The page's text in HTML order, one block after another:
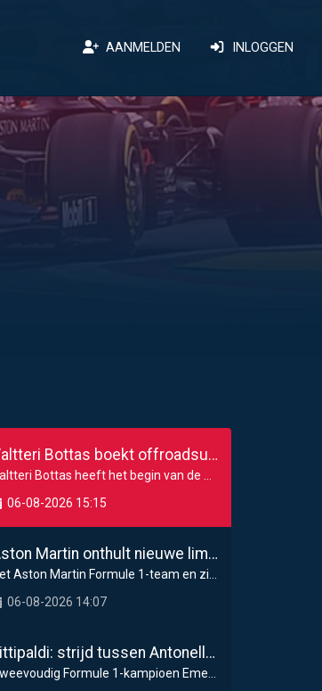
AANMELDEN INLOGGEN
Valtteri Bottas boekt offroadsucces op de fiets tijdens F1-zomerstop
06-08-2026 15:15
Aston Martin onthult nieuwe limited-edition Glenfiddich-whisky
06-08-2026 14:07
Fittipaldi: strijd tussen Antonelli en Russell is goed voor F1